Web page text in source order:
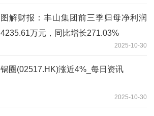
图解财报：丰山集团前三季归母净利润
4235.61万元，同比增长271.03%
2025-10-30
锅圈(02517.HK)涨近4%_每日资讯
2025-10-30